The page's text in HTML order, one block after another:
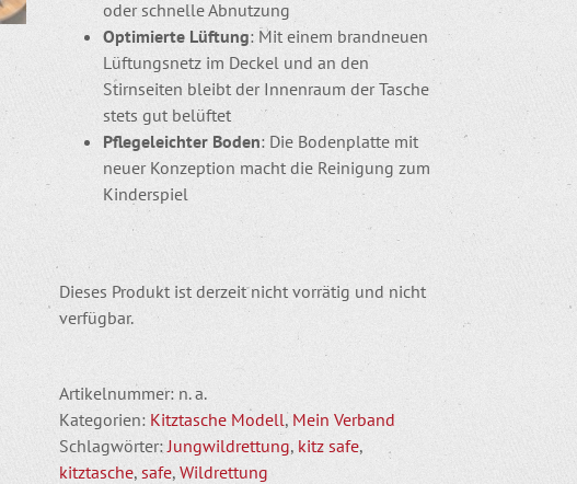
oder schnelle Abnutzung
Optimierte Lüftung: Mit einem brandneuen
Lüftungsnetz im Deckel und an den
Stirnseiten bleibt der Innenraum der Tasche
stets gut belüftet
Pflegeleichter Boden: Die Bodenplatte mit
neuer Konzeption macht die Reinigung zum
Kinderspiel
Dieses Produkt ist derzeit nicht vorrätig und nicht
verfügbar.
Artikelnummer: n. a.
Kategorien: Kitztasche Modell, Mein Verband
Schlagwörter:Jungwildrettung, kitz safe,
kitztasche, safe, Wildrettung